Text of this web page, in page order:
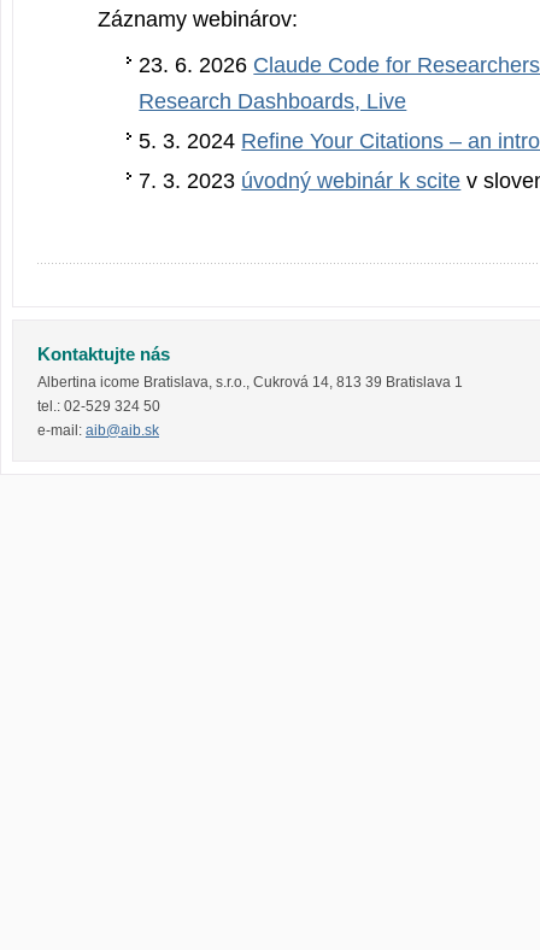
Záznamy webinárov:
23. 6. 2026 Claude Code for
Research Dashboards, Live
5. 3. 2024 Refine Your Citations – an
7. 3. 2023 úvodný webinár k scite v
Kontaktujte nás
Albertina icome Bratislava, s.r.o., Cukrová 14, 813 39 Bratislava 1
tel.: 02-529 324 50
e-mail: aib@aib.sk